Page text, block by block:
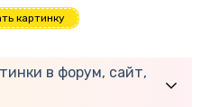
картинку
в форум, сайт,